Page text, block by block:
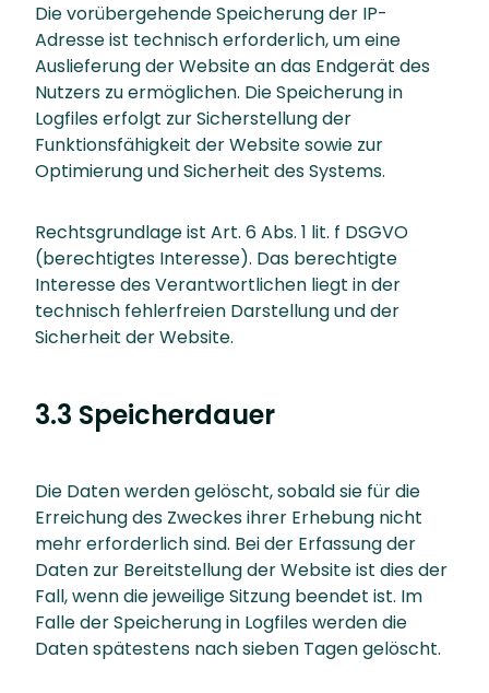
Die vorübergehende Speicherung der IP-
Adresse ist technisch erforderlich, um eine
Auslieferung der Website an das Endgerät des
Nutzers zu ermöglichen. Die Speicherung in
Logfiles erfolgt zur Sicherstellung der
Funktionsfähigkeit der Website sowie zur
Optimierung und Sicherheit des Systems.
Rechtsgrundlage ist Art. 6 Abs. 1 lit. f DSGVO
(berechtigtes Interesse). Das berechtigte
Interesse des Verantwortlichen liegt in der
technisch fehlerfreien Darstellung und der
Sicherheit der Website.
3.3 Speicherdauer
Die Daten werden gelöscht, sobald sie für die
Erreichung des Zweckes ihrer Erhebung nicht
mehr erforderlich sind. Bei der Erfassung der
Daten zur Bereitstellung der Website ist dies der
Fall, wenn die jeweilige Sitzung beendet ist. Im
Falle der Speicherung in Logfiles werden die
Daten spätestens nach sieben Tagen gelöscht.